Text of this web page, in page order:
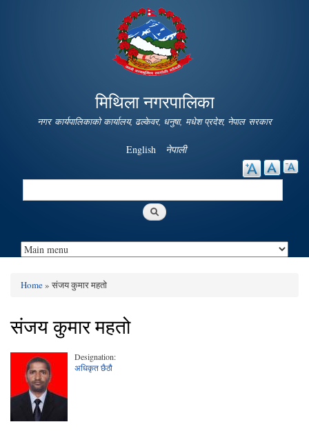
Skip to
main
content
मिथिला नगरपालिका
नगर कार्यपालिकाको कार्यालय, ढल्केवर, धनुषा, मधेश प्रदेश, नेपाल सरकार
English नेपाली
Search
You are here
Home» संजय कुमार महतो
संजय कुमार महतो
Designation:
अधिकृत छैठौ